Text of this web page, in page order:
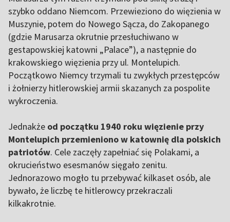
szybko oddano Niemcom. Przewieziono do więzienia w
Muszynie, potem do Nowego Sącza, do Zakopanego
(gdzie Marusarza okrutnie przesłuchiwano w
gestapowskiej katowni „Palace”), a następnie do
krakowskiego więzienia przy ul. Montelupich.
Początkowo Niemcy trzymali tu zwykłych przestępców
i żołnierzy hitlerowskiej armii skazanych za pospolite
wykroczenia.
Jednakże od początku 1940 roku więzienie przy
Montelupich przemieniono w katownię dla polskich
patriotów. Cele zaczęły zapełniać się Polakami, a
okrucieństwo esesmanów sięgało zenitu.
Jednorazowo mogło tu przebywać kilkaset osób, ale
bywało, że liczbę te hitlerowcy przekraczali
kilkakrotnie.